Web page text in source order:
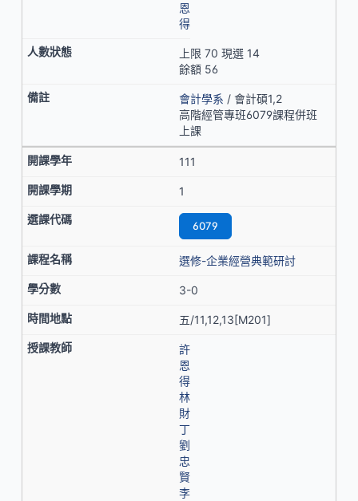
恩
得
上限 70 現選 14
餘額 56
會計學系 / 會計碩1,2
高階經管專班6079課程併班
上課
111
1
6079
選修-企業經營典範研討
3-0
五/11,12,13[M201]
許
恩
得
林
財
丁
劉
忠
賢
李